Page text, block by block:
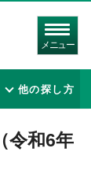
メニュー
他の探し方
令和6年